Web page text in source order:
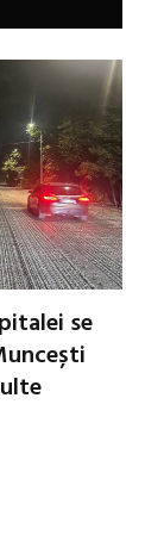
se